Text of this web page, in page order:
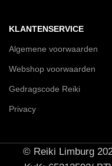
KLANTENSERVICE
Algemene voorwaarden
Webshop voorwaarden
Gedragscode Reiki
Privacy
© Reiki Limburg